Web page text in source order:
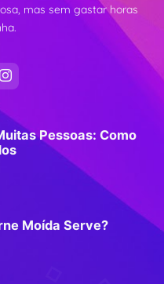
mas sem gastar horas
Pessoas: Como
Moída Serve?